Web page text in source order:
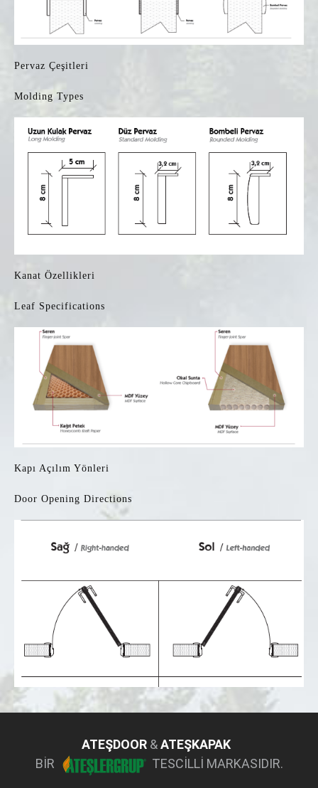
Pervaz Çeşitleri
Molding Types
Kanat Özellikleri
Leaf Specifications
Kapı Açılım Yönleri
Door Opening Directions
ATEŞDOOR &ATEŞKAPAK
BİR
TESCİLLİ MARKASIDIR.